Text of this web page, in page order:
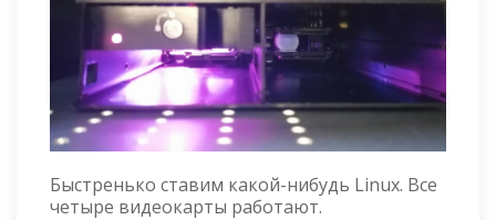
Быстренько ставим какой-нибудь Linux. Все
четыре видеокарты работают.